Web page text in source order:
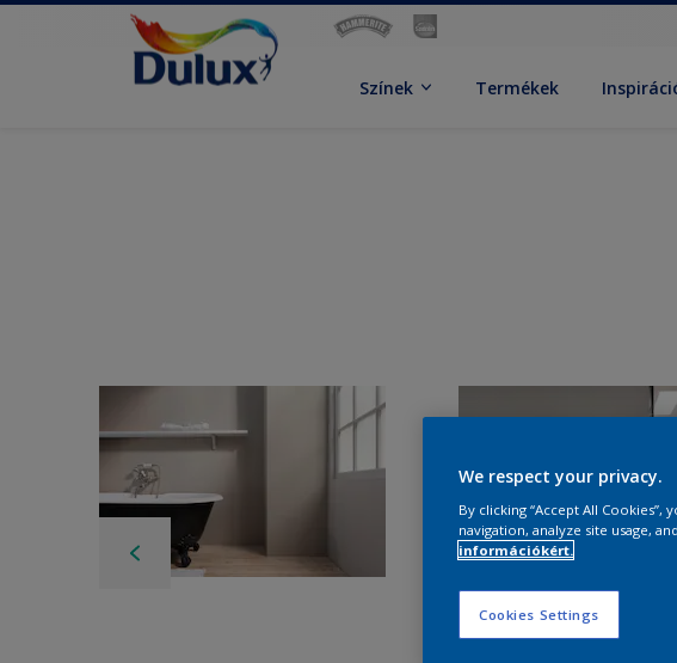
Színek Termékek
We respect your privacy.
By clicking “Accept All
navigation, analyze site usage,
információkért.
Cookies Settings